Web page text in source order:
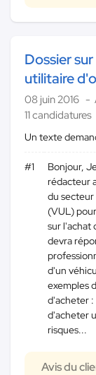
Dossier
utilitaire
08 juin 2016
11 candidatures
Un texte
#1
Bonjour,
rédacteur
du secteur
(VUL)
sur l'achat
devra
d'un
exemples
d'acheter :
d'acheter
risques...
Avis du